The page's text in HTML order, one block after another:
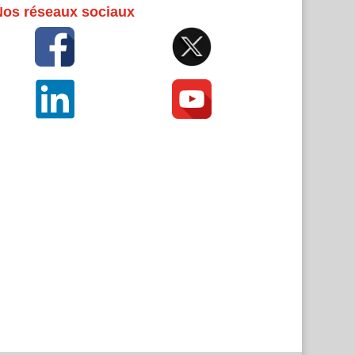
réseaux sociaux